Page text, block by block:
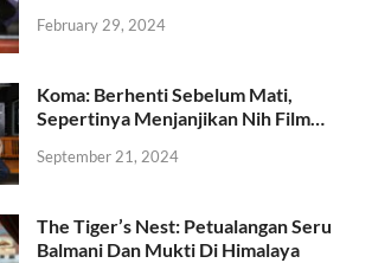
February 29, 2024
Koma: Berhenti Sebelum Mati,
Sepertinya Menjanjikan Nih Film…
September 21, 2024
The Tiger’s Nest: Petualangan Seru
Balmani Dan Mukti Di Himalaya